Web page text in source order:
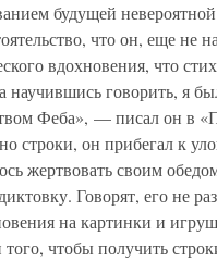
будущей невероятной
что он, еще не
вдохновения, что
научившись говорить, я
Феба», — писал он в
строки, он прибегал к
жертвовать своим
Говорят, его не
на картинки и
чтобы получить